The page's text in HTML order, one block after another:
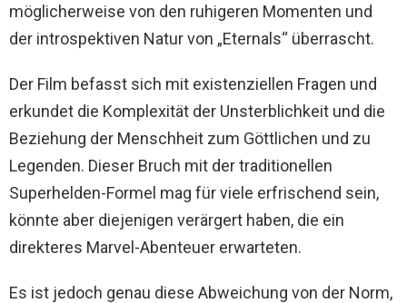
möglicherweise von den ruhigeren Momenten und
der introspektiven Natur von „Eternals“ überrascht.
Der Film befasst sich mit existenziellen Fragen und
erkundet die Komplexität der Unsterblichkeit und die
Beziehung der Menschheit zum Göttlichen und zu
Legenden. Dieser Bruch mit der traditionellen
Superhelden-Formel mag für viele erfrischend sein,
könnte aber diejenigen verärgert haben, die ein
direkteres Marvel-Abenteuer erwarteten.
Es ist jedoch genau diese Abweichung von der Norm,